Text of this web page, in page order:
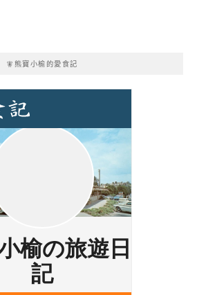
🧚熊寶小榆的愛食記